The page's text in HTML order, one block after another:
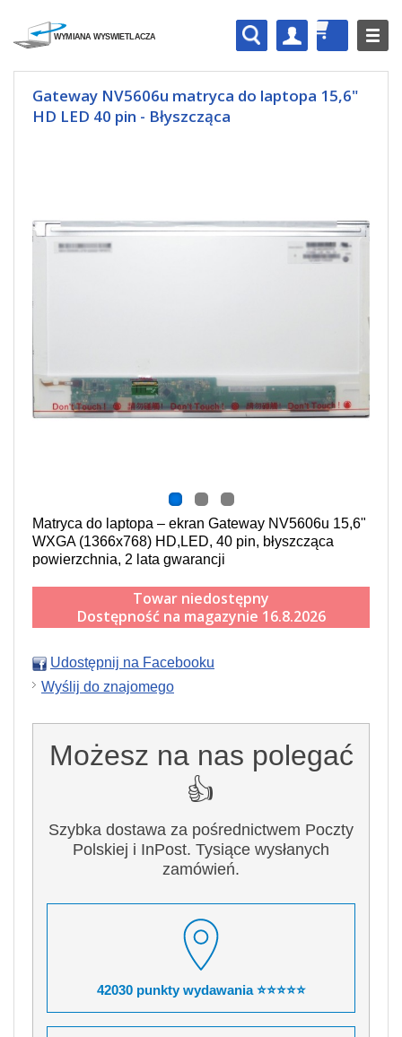
Gateway NV5606u matryca do laptopa 15,6"
HD LED 40 pin - Błyszcząca
Matryca do laptopa – ekran Gateway NV5606u 15,6"
WXGA (1366x768) HD,LED, 40 pin, błyszcząca
powierzchnia, 2 lata gwarancji
Towar niedostępny
Dostępność na magazynie 16.8.2026
Udostępnij na Facebooku
Wyślij do znajomego
Możesz na nas polegać
👍
Szybka dostawa za pośrednictwem Poczty
Polskiej i InPost. Tysiące wysłanych
zamówień.
42030 punkty wydawania ⭐⭐⭐⭐⭐